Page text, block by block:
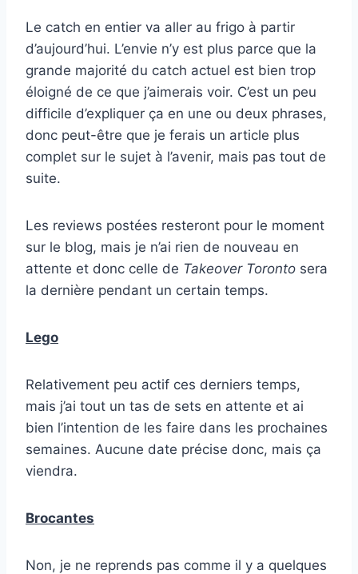
Le catch en entier va aller au frigo à partir
d’aujourd’hui. L’envie n’y est plus parce que la
grande majorité du catch actuel est bien trop
éloigné de ce que j’aimerais voir. C’est un peu
difficile d’expliquer ça en une ou deux phrases,
donc peut-être que je ferais un article plus
complet sur le sujet à l’avenir, mais pas tout de
suite.
Les reviews postées resteront pour le moment
sur le blog, mais je n’ai rien de nouveau en
attente et donc celle de Takeover Toronto sera
la dernière pendant un certain temps.
Lego
Relativement peu actif ces derniers temps,
mais j’ai tout un tas de sets en attente et ai
bien l’intention de les faire dans les prochaines
semaines. Aucune date précise donc, mais ça
viendra.
Brocantes
Non, je ne reprends pas comme il y a quelques